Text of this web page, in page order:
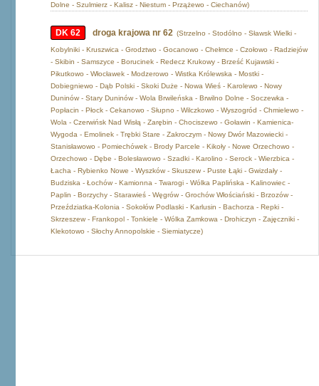
Dolne - Szulmierz - Kalisz - Niestum - Przążewo - Ciechanów)
DK 62 droga krajowa nr 62 (Strzelno - Stodólno - Sławsk Wielki -
Kobylniki - Kruszwica - Grodztwo - Gocanowo - Chełmce - Czołowo - Radziejów
- Skibin - Samszyce - Borucinek - Redecz Krukowy - Brześć Kujawski -
Pikutkowo - Włocławek - Modzerowo - Wistka Królewska - Mostki -
Dobiegniewo - Dąb Polski - Skoki Duże - Nowa Wieś - Karolewo - Nowy
Duninów - Stary Duninów - Wola Brwileńska - Brwilno Dolne - Soczewka -
Popłacin - Płock - Cekanowo - Słupno - Wilczkowo - Wyszogród - Chmielewo -
Wola - Czerwińsk Nad Wisłą - Zarębin - Chociszewo - Goławin - Kamienica-
Wygoda - Emolinek - Trębki Stare - Zakroczym - Nowy Dwór Mazowiecki -
Stanisławowo - Pomiechówek - Brody Parcele - Kikoły - Nowe Orzechowo -
Orzechowo - Dębe - Bolesławowo - Szadki - Karolino - Serock - Wierzbica -
Łacha - Rybienko Nowe - Wyszków - Skuszew - Puste Łąki - Gwizdały -
Budziska - Łochów - Kamionna - Twarogi - Wólka Paplińska - Kalinowiec -
Paplin - Borzychy - Starawieś - Węgrów - Grochów Włościański - Brzozów -
Przeździatka-Kolonia - Sokołów Podlaski - Karlusin - Bachorza - Repki -
Skrzeszew - Frankopol - Tonkiele - Wólka Zamkowa - Drohiczyn - Zajęczniki -
Klekotowo - Słochy Annopolskie - Siemiatycze)